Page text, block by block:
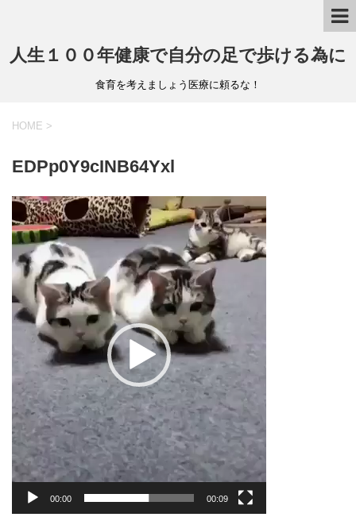
人生１００年健康で自分の足で歩ける為に
食育を考えましょう医療に頼るな！
HOME >
EDPp0Y9cINB64Yxl
動
画
プ
レ
ー
ヤ
ー
00:00 00:09